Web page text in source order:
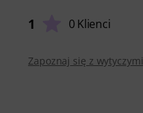
1 0 Klienci
Zapoznaj się z wytyczymi